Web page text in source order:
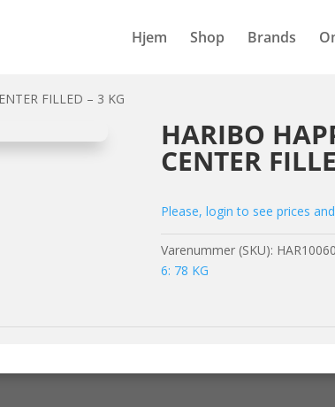
Hjem Shop Brands
FILLED – 3 KG
HARIBO
CENTER
Please, login to see prices
Varenummer (SKU):
6: 78 KG